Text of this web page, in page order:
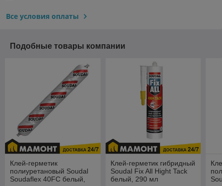
Все условия оплаты
Подобные товары компании
Клей-герметик
полиуретановый Soudal
Soudaflex 40FC белый,
Клей-герметик гибридный
Soudal Fix All Hight Tack
белый, 290 мл